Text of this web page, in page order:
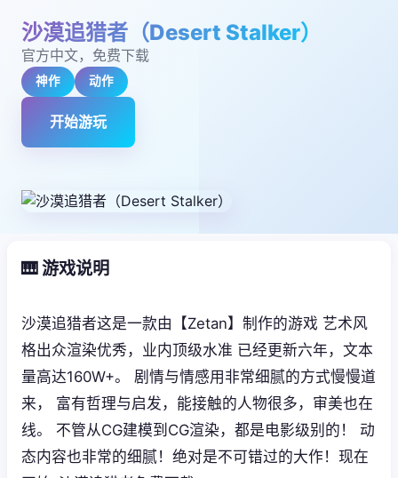
沙漠追猎者（Desert Stalker）
官方中文，免费下载
神作 动作
开始游玩
🎹 游戏说明
沙漠追猎者这是一款由【Zetan】制作的游戏 艺术风
格出众渲染优秀，业内顶级水准 已经更新六年，文本
量高达160W+。 剧情与情感用非常细腻的方式慢慢道
来， 富有哲理与启发，能接触的人物很多，审美也在
线。 不管从CG建模到CG渲染，都是电影级别的！ 动
态内容也非常的细腻！绝对是不可错过的大作！现在